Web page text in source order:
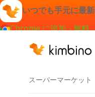
いつでも手元に最
Chrome に追加 - 無料
スーパーマーケット